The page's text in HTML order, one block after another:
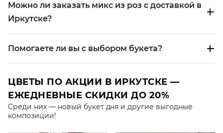
Это букет, который не про один смысл, а про эмоцию в
целом.
ЯРКИЕ ПРАЗДНИКИ И ПОЗДРАВЛЕНИЯ
Один из самых популярных сценариев.
Подходит для:
дня рождения
Можно ли заказать микс из роз с доставкой в
Иркутске?
Помогаете ли вы с выбором букета?
ЦВЕТЫ ПО АКЦИИ В ИРКУТСКЕ —
ЕЖЕДНЕВНЫЕ СКИДКИ ДО 20%
Среди них — новый букет дня и другие выгодные
композиции!